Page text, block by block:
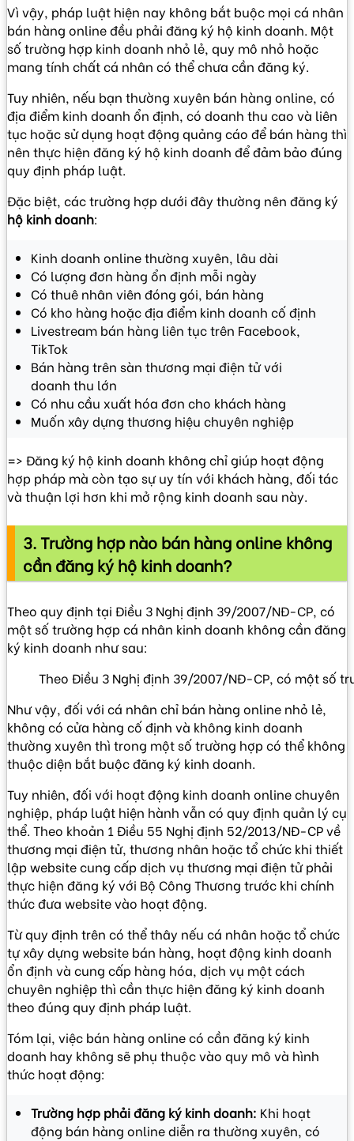
Vì vậy, pháp luật hiện nay không bắt buộc mọi cá nhân
bán hàng online đều phải đăng ký hộ kinh doanh. Một
số trường hợp kinh doanh nhỏ lẻ, quy mô nhỏ hoặc
mang tính chất cá nhân có thể chưa cần đăng ký.
Tuy nhiên, nếu bạn thường xuyên bán hàng online, có
địa điểm kinh doanh ổn định, có doanh thu cao và liên
tục hoặc sử dụng hoạt động quảng cáo để bán hàng thì
nên thực hiện đăng ký hộ kinh doanh để đảm bảo đúng
quy định pháp luật.
Đặc biệt, các trường hợp dưới đây thường nên đăng ký
hộ kinh doanh:
Kinh doanh online thường xuyên, lâu dài
Có lượng đơn hàng ổn định mỗi ngày
Có thuê nhân viên đóng gói, bán hàng
Có kho hàng hoặc địa điểm kinh doanh cố định
Livestream bán hàng liên tục trên Facebook,
TikTok
Bán hàng trên sàn thương mại điện tử với
doanh thu lớn
Có nhu cầu xuất hóa đơn cho khách hàng
Muốn xây dựng thương hiệu chuyên nghiệp
=> Đăng ký hộ kinh doanh không chỉ giúp hoạt động
hợp pháp mà còn tạo sự uy tín với khách hàng, đối tác
và thuận lợi hơn khi mở rộng kinh doanh sau này.
3. Trường hợp nào bán hàng online không
cần đăng ký hộ kinh doanh?
Theo quy định tại Điều 3 Nghị định 39/2007/NĐ-CP, có
một số trường hợp cá nhân kinh doanh không cần đăng
ký kinh doanh như sau:
Theo Điều 3 Nghị định 39/2007/NĐ-CP, có một số
Như vậy, đối với cá nhân chỉ bán hàng online nhỏ lẻ,
không có cửa hàng cố định và không kinh doanh
thường xuyên thì trong một số trường hợp có thể không
thuộc diện bắt buộc đăng ký kinh doanh.
Tuy nhiên, đối với hoạt động kinh doanh online chuyên
nghiệp, pháp luật hiện hành vẫn có quy định quản lý cụ
thể. Theo khoản 1 Điều 55 Nghị định 52/2013/NĐ-CP về
thương mại điện tử, thương nhân hoặc tổ chức khi thiết
lập website cung cấp dịch vụ thương mại điện tử phải
thực hiện đăng ký với Bộ Công Thương trước khi chính
thức đưa website vào hoạt động.
Từ quy định trên có thể thây nếu cá nhân hoặc tổ chức
tự xây dựng website bán hàng, hoạt động kinh doanh
ổn định và cung cấp hàng hóa, dịch vụ một cách
chuyên nghiệp thì cần thực hiện đăng ký kinh doanh
theo đúng quy định pháp luật.
Tóm lại, việc bán hàng online có cần đăng ký kinh
doanh hay không sẽ phụ thuộc vào quy mô và hình
thức hoạt động:
Trường hợp phải đăng ký kinh doanh: Khi hoạt
động bán hàng online diễn ra thường xuyên, có